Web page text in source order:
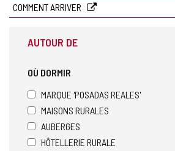
COMMENT ARRIVER
AUTOUR DE
OÙ DORMIR
MARQUE 'POSADAS REALES'
MAISONS RURALES
AUBERGES
HÔTELLERIE RURALE